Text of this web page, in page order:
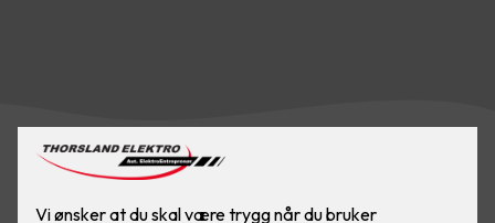
Gjennom tiden har det vært mange
ulike måter å belyse en bolig på